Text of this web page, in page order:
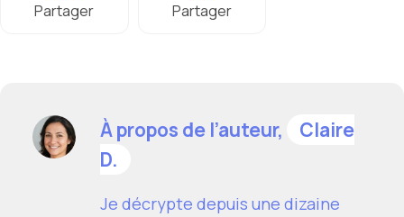
Partager Partager
À propos de l’auteur,
Claire
D.
Je décrypte depuis une dizaine